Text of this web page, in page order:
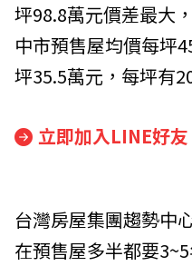
坪98.8萬元價差最大
中市預售屋均價每坪
坪35.5萬元，每坪有
立即加入LINE好
台灣房屋集團趨勢中
在預售屋多半都要